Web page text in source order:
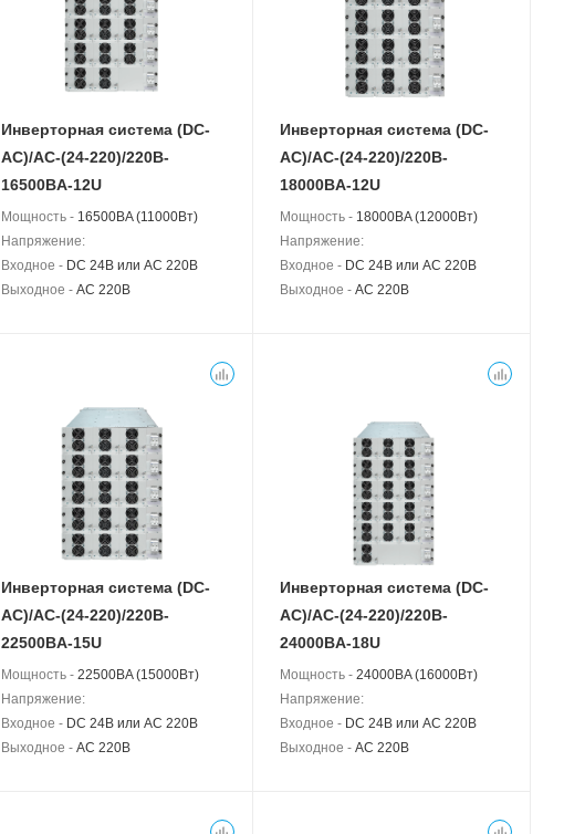
Инверторная система (DC-
АС)/AC-(24-220)/220B-
16500BA-12U
Мощность - 16500BA (11000Вт)
Напряжение:
Входное - DC 24В или AC 220В
Выходное - AC 220В
Инверторная система (DC-
АС)/AC-(24-220)/220B-
18000BA-12U
Мощность - 18000BA (12000Вт)
Напряжение:
Входное - DC 24В или AC 220В
Выходное - AC 220В
Инверторная система (DC-
АС)/AC-(24-220)/220B-
22500BA-15U
Мощность - 22500BA (15000Вт)
Напряжение:
Входное - DC 24В или AC 220В
Выходное - AC 220В
Инверторная система (DC-
АС)/AC-(24-220)/220B-
24000BA-18U
Мощность - 24000BA (16000Вт)
Напряжение:
Входное - DC 24В или AC 220В
Выходное - AC 220В